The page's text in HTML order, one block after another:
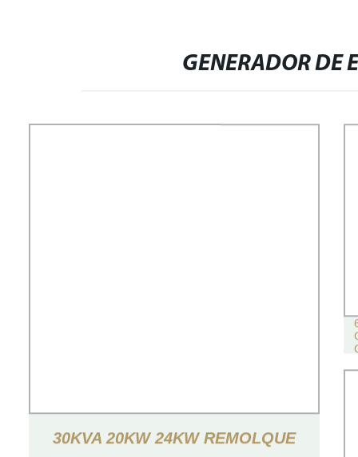
GENERADOR DE
30KVA 20KW 24KW REMOLQUE